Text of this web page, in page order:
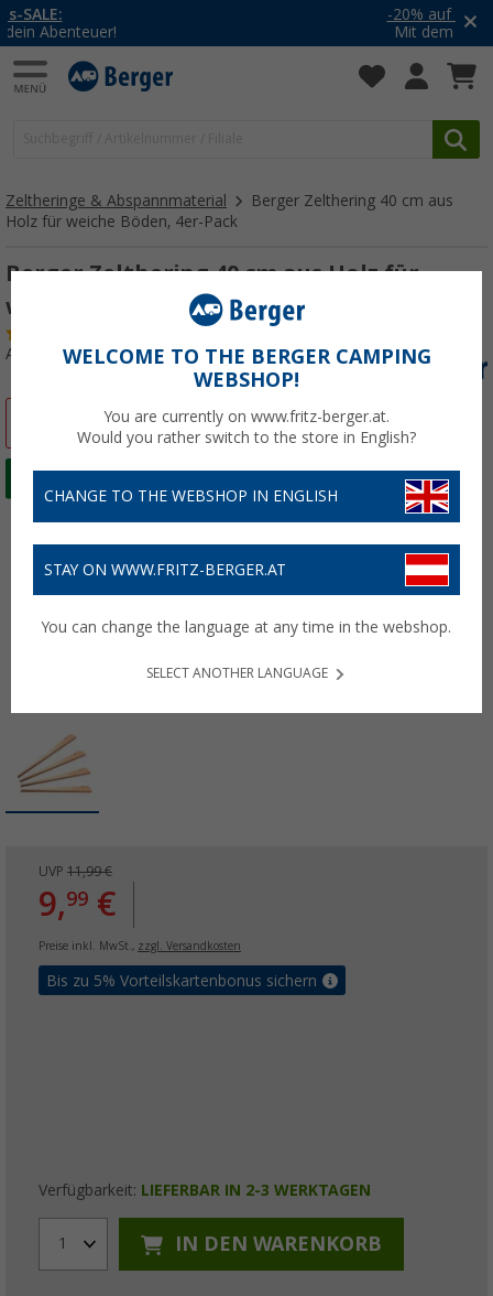
Zeltheringe & Abspannmaterial
Berger Zelthering 40 cm aus
Holz für weiche Böden, 4er-Pack
Berger Zelthering 40 cm aus Holz für
weiche Böden, 4er-Pack
Art.-Nr.: 424340
UVP 11,99 €
9,99 €
Preise inkl. MwSt., zzgl. Versandkosten
Bis zu 5% Vorteilskartenbonus sichern
Verfügbarkeit: LIEFERBAR IN 2-3 WERKTAGEN
1 IN DEN WARENKORB
WELCOME TO THE BERGER CAMPING
WEBSHOP!
You are currently on www.fritz-berger.at.
Would you rather switch to the store in English?
CHANGE TO THE WEBSHOP IN ENGLISH
STAY ON WWW.FRITZ-BERGER.AT
You can change the language at any time in the webshop.
SELECT ANOTHER LANGUAGE